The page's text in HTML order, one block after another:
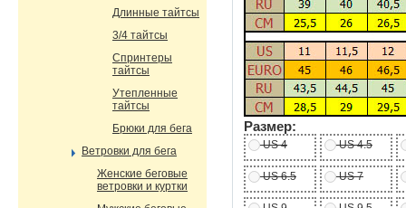
Размер:
US 4 US 4.5
US 6.5 US 7
Длинные тайтсы
3/4 тайтсы
Спринтеры
тайтсы
Утепленные
тайтсы
Брюки для бега
Ветровки для бега
Женские беговые
ветровки и куртки